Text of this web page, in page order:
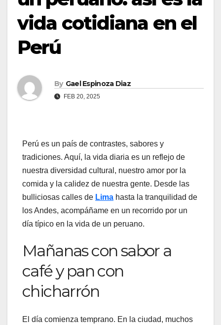
vida cotidiana en el
Perú
By Gael Espinoza Diaz
FEB 20, 2025
Perú es un país de contrastes, sabores y
tradiciones. Aquí, la vida diaria es un reflejo de
nuestra diversidad cultural, nuestro amor por la
comida y la calidez de nuestra gente. Desde las
bulliciosas calles de Lima hasta la tranquilidad de
los Andes, acompáñame en un recorrido por un
día típico en la vida de un peruano.
Mañanas con sabor a
café y pan con
chicharrón
El día comienza temprano. En la ciudad, muchos